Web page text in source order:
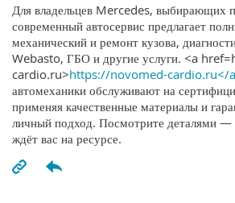
Для владельцев Mercedes,
современный автосервис предлагает
механический и ремонт кузова,
Webasto, ГБО и другие услуги. <a
cardio.ru>https://novomed-cardio.ru</
автомеханики обслуживают на
применяя качественные материалы и
личный подход. Посмотрите деталями
ждёт вас на ресурсе.